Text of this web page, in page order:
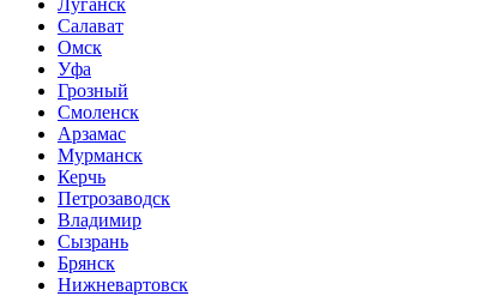
Луганск
Салават
Омск
Уфа
Грозный
Смоленск
Арзамас
Мурманск
Керчь
Петрозаводск
Владимир
Сызрань
Брянск
Нижневартовск